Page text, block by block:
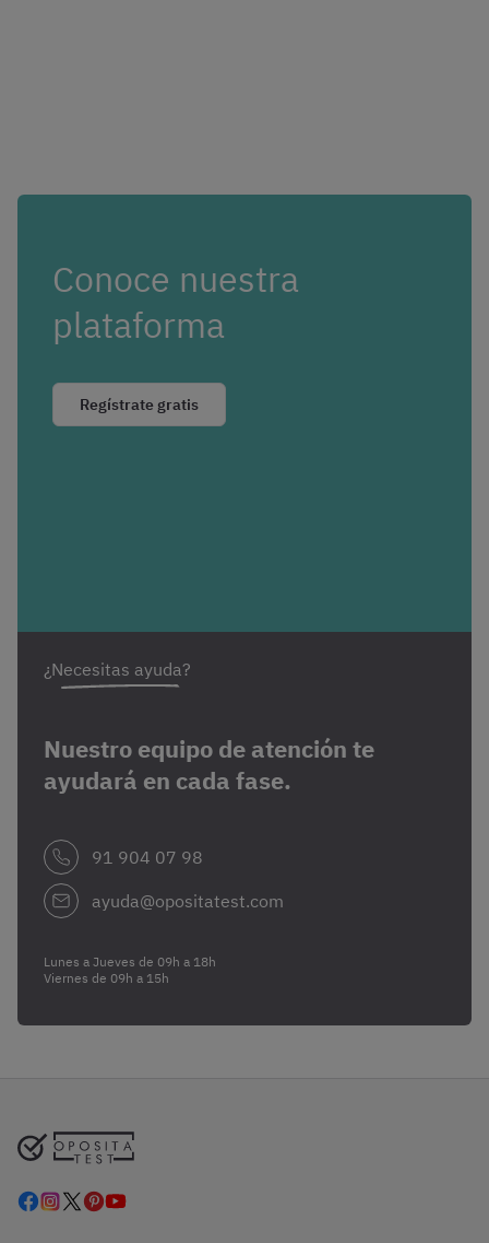
Conoce nuestra
plataforma
Regístrate gratis
¿Necesitas ayuda?
Nuestro equipo de atención te
ayudará en cada fase.
91 904 07 98
ayuda@opositatest.com
Lunes a Jueves de 09h a 18h
Viernes de 09h a 15h